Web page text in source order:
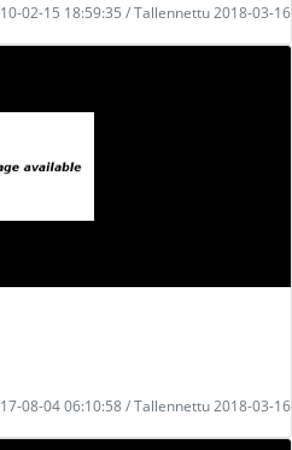
02-15 18:59:35 / Tallennettu 2018-03-16
08-04 06:10:58 / Tallennettu 2018-03-16